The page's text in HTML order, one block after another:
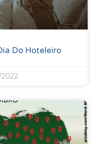
Do Hoteleiro
2022